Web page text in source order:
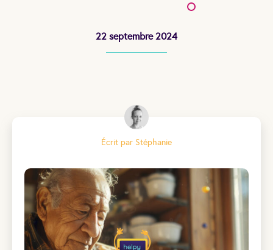
22 septembre 2024
Écrit par Stéphanie